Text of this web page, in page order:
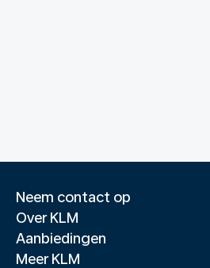
Neem contact op
Over KLM
Aanbiedingen
Meer KLM